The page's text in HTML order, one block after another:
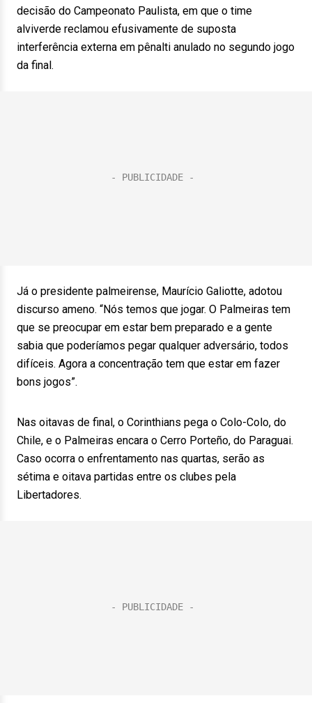
decisão do Campeonato Paulista, em que o time
alviverde reclamou efusivamente de suposta
interferência externa em pênalti anulado no segundo jogo
da final.
Já o presidente palmeirense, Maurício Galiotte, adotou
discurso ameno. “Nós temos que jogar. O Palmeiras tem
que se preocupar em estar bem preparado e a gente
sabia que poderíamos pegar qualquer adversário, todos
difíceis. Agora a concentração tem que estar em fazer
bons jogos”.
Nas oitavas de final, o Corinthians pega o Colo-Colo, do
Chile, e o Palmeiras encara o Cerro Porteño, do Paraguai.
Caso ocorra o enfrentamento nas quartas, serão as
sétima e oitava partidas entre os clubes pela
Libertadores.